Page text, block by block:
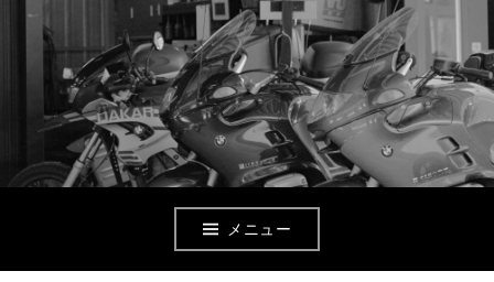
ツ
メニュー